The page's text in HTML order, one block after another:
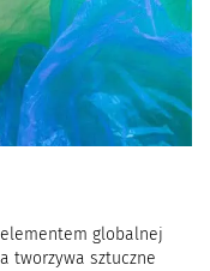
globalnej
tworzywa sztuczne